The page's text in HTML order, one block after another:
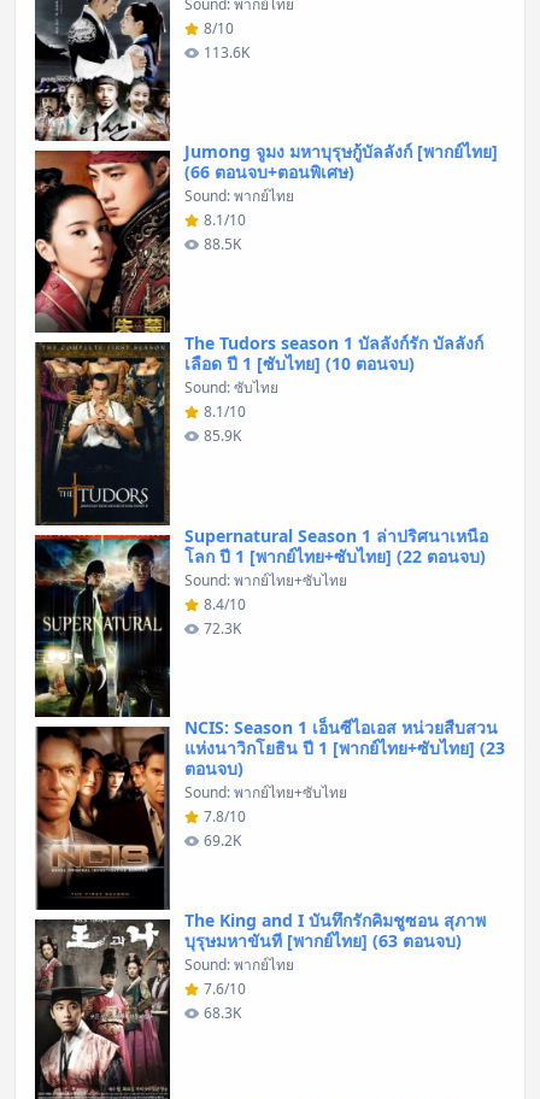
8/10
113.6K
Jumong จูมง มหาบุรุษกู้บัลลังก์ [พากย์ไทย]
(66 ตอนจบ+ตอนพิเศษ)
Sound: พากย์ไทย
8.1/10
88.5K
The Tudors season 1 บัลลังก์รัก บัลลังก์
เลือด ปี 1 [ซับไทย] (10 ตอนจบ)
Sound: ซับไทย
8.1/10
85.9K
Supernatural Season 1 ล่าปริศนาเหนือ
โลก ปี 1 [พากย์ไทย+ซับไทย] (22 ตอนจบ)
Sound: พากย์ไทย+ซับไทย
8.4/10
72.3K
NCIS: Season 1 เอ็นซีไอเอส หน่วยสืบสวน
แห่งนาวิกโยธิน ปี 1 [พากย์ไทย+ซับไทย] (23
ตอนจบ)
Sound: พากย์ไทย+ซับไทย
7.8/10
69.2K
The King and I บันทึกรักคิมชูซอน สุภาพ
บุรุษมหาขันที [พากย์ไทย] (63 ตอนจบ)
Sound: พากย์ไทย
7.6/10
68.3K